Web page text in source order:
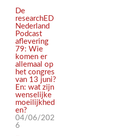
De
researchED
Nederland
Podcast
aflevering
79: Wie
komen er
allemaal op
het congres
van 13 juni?
En: wat zijn
wenselijke
moeilijkhed
en?
04/06/202
6